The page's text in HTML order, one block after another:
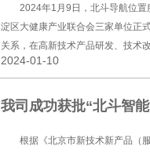
2024年1月9日，北斗导航位
淀区大健康产业联合会三家单位正
关系，在高新技术产品研发、技术
全方位的合作，共同推动基于北斗
2024-01-10
我司成功获批“北斗智
根据《北京市新技术新产品（